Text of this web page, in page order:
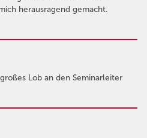
herausragend gemacht.
Lob an den Seminarleiter